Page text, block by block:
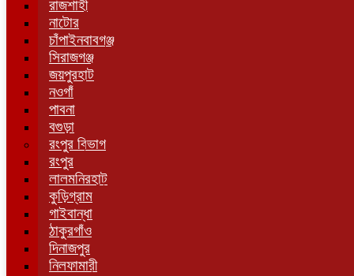
রাজশাহী
নাটোর
চাঁপাইনবাবগঞ্জ
সিরাজগঞ্জ
জয়পুরহাট
নওগাঁ
পাবনা
বগুড়া
রংপুর বিভাগ
রংপুর
লালমনিরহাট
কুড়িগ্রাম
গাইবান্ধা
ঠাকুরগাঁও
দিনাজপুর
নিলফামারী